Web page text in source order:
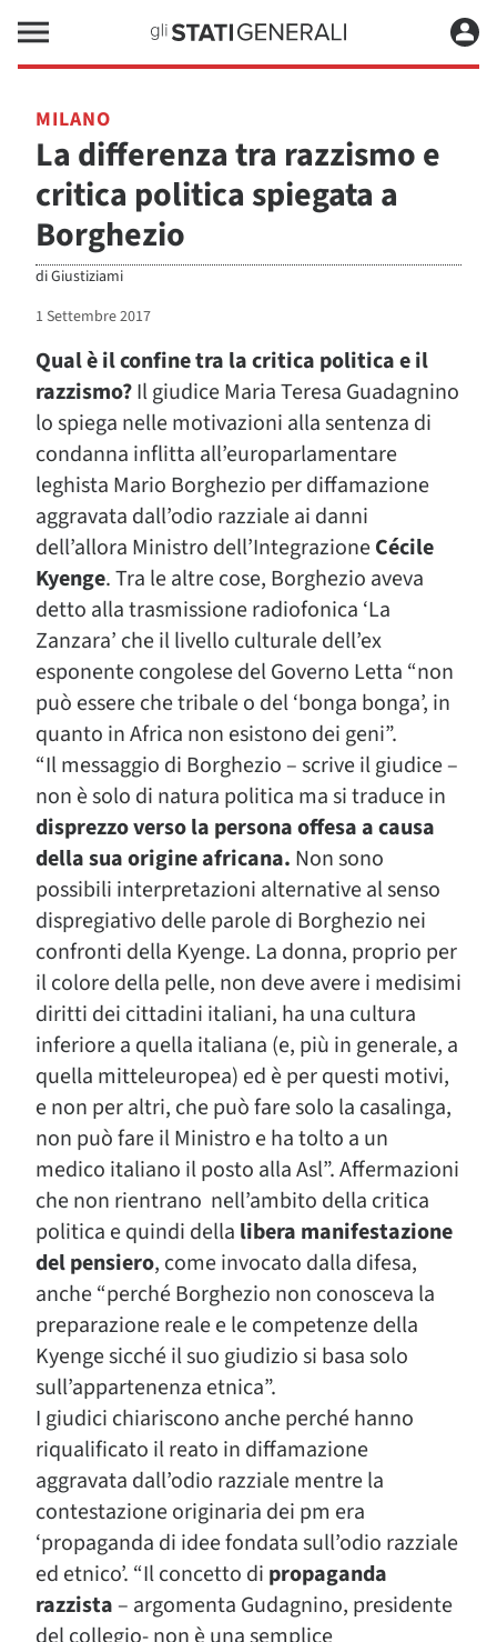
MILANO
La differenza tra razzismo e
critica politica spiegata a
Borghezio
diGiustiziami
1 Settembre 2017
Qual è il confine tra la critica politica e il
razzismo?Il giudice Maria Teresa Guadagnino
lo spiega nelle motivazioni alla sentenza di
condanna inflitta all’europarlamentare
leghista Mario Borghezio per diffamazione
aggravata dall’odio razziale ai danni
dell’allora Ministro dell’IntegrazioneCécile
Kyenge. Tra le altre cose, Borghezio aveva
detto alla trasmissione radiofonica ‘La
Zanzara’ che il livello culturale dell’ex
esponente congolese del Governo Letta “non
può essere che tribale o del ‘bonga bonga’, in
quanto in Africa non esistono dei geni”.
“Il messaggio di Borghezio – scrive il giudice –
non è solo di natura politica ma si traduce in
disprezzo verso la persona offesa a causa
della sua origine africana. Non sono
possibili interpretazioni alternative al senso
dispregiativo delle parole di Borghezio nei
confronti della Kyenge. La donna, proprio per
il colore della pelle, non deve avere i medisimi
diritti dei cittadini italiani, ha una cultura
inferiore a quella italiana (e, più in generale, a
quella mitteleuropea) ed è per questi motivi,
e non per altri, che può fare solo la casalinga,
non può fare il Ministro e ha tolto a un
medico italiano il posto alla Asl”. Affermazioni
che non rientrano nell’ambito della critica
politica e quindi della libera manifestazione
del pensiero, come invocato dalla difesa,
anche “perché Borghezio non conosceva la
preparazione reale e le competenze della
Kyenge sicché il suo giudizio si basa solo
sull’appartenenza etnica”.
I giudici chiariscono anche perché hanno
riqualificato il reato in diffamazione
aggravata dall’odio razziale mentre la
contestazione originaria dei pm era
‘propaganda di idee fondata sull’odio razziale
ed etnico’. “Il concetto di propaganda
razzista – argomenta Gudagnino, presidente